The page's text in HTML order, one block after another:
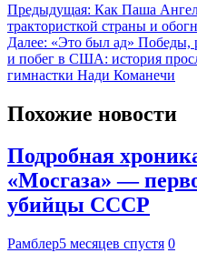
Предыдущая: Как Паша
трактористкой страны и
Далее: «Это был ад» Победы,
и побег в США: история
гимнастки Нади Команечи
Похожие новости
Подробная
«Мосгаза» —
убийцы СССР
Рамблер5 месяцев спустя 0